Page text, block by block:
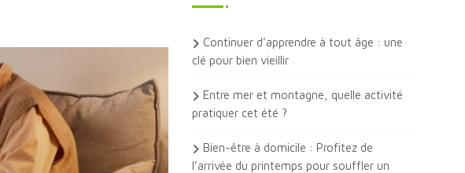
Continuer d’apprendre à tout âge : une
clé pour bien vieillir
Entre mer et montagne, quelle activité
pratiquer cet été ?
Bien-être à domicile : Profitez de
l’arrivée du printemps pour souffler un